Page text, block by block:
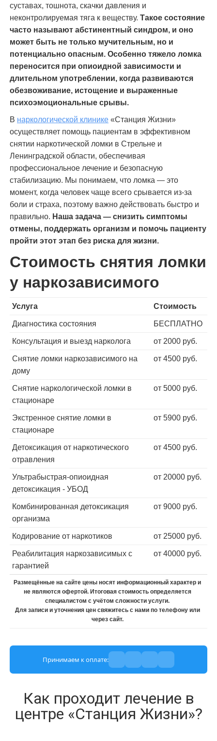
суставах, тошнота, скачки давления и
неконтролируемая тяга к веществу. Такое состояние
часто называют абстинентный синдром, и оно
может быть не только мучительным, но и
потенциально опасным. Особенно тяжело ломка
переносится при опиоидной зависимости и
длительном употреблении, когда развиваются
обезвоживание, истощение и выраженные
психоэмоциональные срывы.
В наркологической клинике «Станция Жизни»
осуществляет помощь пациентам в эффективном
снятии наркотической ломки в Стрельне и
Ленинградской области, обеспечивая
профессиональное лечение и безопасную
стабилизацию. Мы понимаем, что ломка — это
момент, когда человек чаще всего срывается из-за
боли и страха, поэтому важно действовать быстро и
правильно. Наша задача — снизить симптомы
отмены, поддержать организм и помочь пациенту
пройти этот этап без риска для жизни.
Стоимость снятия ломки
у наркозависимого
Услуга Стоимость
Диагностика состояния БЕСПЛАТНО
Консультация и выезд нарколога от 2000 руб.
Снятие ломки наркозависимого на
дому
от 4500 руб.
Снятие наркологической ломки в
стационаре
от 5000 руб.
Экстренное снятие ломки в
стационаре
от 5900 руб.
Детоксикация от наркотического
отравления
от 4500 руб.
Ультрабыстрая-опиоидная
детоксикация - УБОД
от 20000 руб.
Комбинированная детоксикация
организма
от 9000 руб.
Кодирование от наркотиков от 25000 руб.
Реабилитация наркозависимых с
гарантией
от 40000 руб.
Размещённые на сайте цены носят информационный характер и
не являются офертой. Итоговая стоимость определяется
специалистом с учётом сложности услуги.
Для записи и уточнения цен свяжитесь с нами по телефону или
через сайт.
Принимаем к оплате:
Как проходит лечение в
центре «Станция Жизни»?